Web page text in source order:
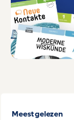
Meest gelezen